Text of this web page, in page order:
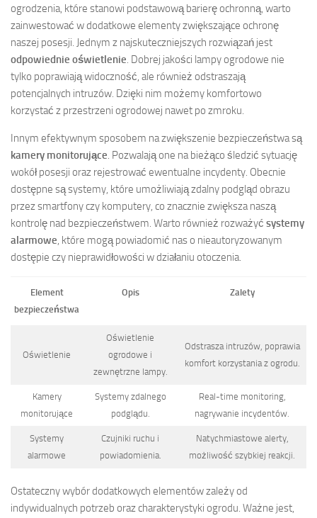
ogrodzenia, które stanowi podstawową barierę ochronną, warto
zainwestować w dodatkowe elementy zwiększające ochronę
naszej posesji. Jednym z najskuteczniejszych rozwiązań jest
odpowiednie oświetlenie. Dobrej jakości lampy ogrodowe nie
tylko poprawiają widoczność, ale również odstraszają
potencjalnych intruzów. Dzięki nim możemy komfortowo
korzystać z przestrzeni ogrodowej nawet po zmroku.
Innym efektywnym sposobem na zwiększenie bezpieczeństwa są
kamery monitorujące. Pozwalają one na bieżąco śledzić sytuację
wokół posesji oraz rejestrować ewentualne incydenty. Obecnie
dostępne są systemy, które umożliwiają zdalny podgląd obrazu
przez smartfony czy komputery, co znacznie zwiększa naszą
kontrolę nad bezpieczeństwem. Warto również rozważyć systemy
alarmowe, które mogą powiadomić nas o nieautoryzowanym
dostępie czy nieprawidłowości w działaniu otoczenia.
Element
bezpieczeństwa
Opis Zalety
Oświetlenie
Oświetlenie
ogrodowe i
zewnętrzne lampy.
Odstrasza intruzów, poprawia
komfort korzystania z ogrodu.
Kamery
monitorujące
Systemy zdalnego
podglądu.
Real-time monitoring,
nagrywanie incydentów.
Systemy
alarmowe
Czujniki ruchu i
powiadomienia.
Natychmiastowe alerty,
możliwość szybkiej reakcji.
Ostateczny wybór dodatkowych elementów zależy od
indywidualnych potrzeb oraz charakterystyki ogrodu. Ważne jest,